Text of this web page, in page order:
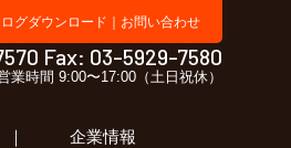
グダウンロード ｜ お問い合わせ
Fax: 03-5929-7580
業時間 9:00〜17:00（土日祝休）
企業情報